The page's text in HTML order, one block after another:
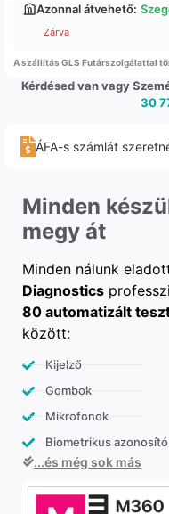
Azonnal átvehető:
Zárva
A szállítás GLS Futárszolgálattal
Kérdésed van vagy
30
ÁFA-s számlát
Minden
megy át
Minden nálunk
Diagnostics
80 automatizált
között:
Kijelző
Gombok
Mikrofonok
Biometrikus azonosító
...és még sok más